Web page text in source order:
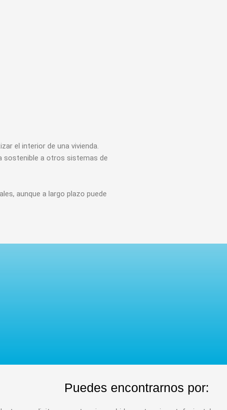
el interior de una vivienda.
sostenible a otros sistemas de
aunque a largo plazo puede
Puedes encontrarnos por: